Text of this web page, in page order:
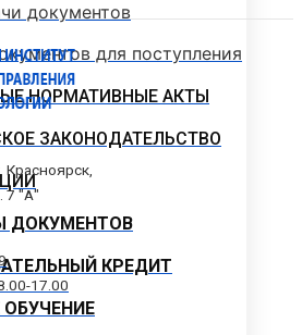
документов
для поступления
НОРМАТИВНЫЕ АКТЫ
ЗАКОНОДАТЕЛЬСТВО
ДОКУМЕНТОВ
КРЕДИТ
Красноярск,
7 "А"
17.00